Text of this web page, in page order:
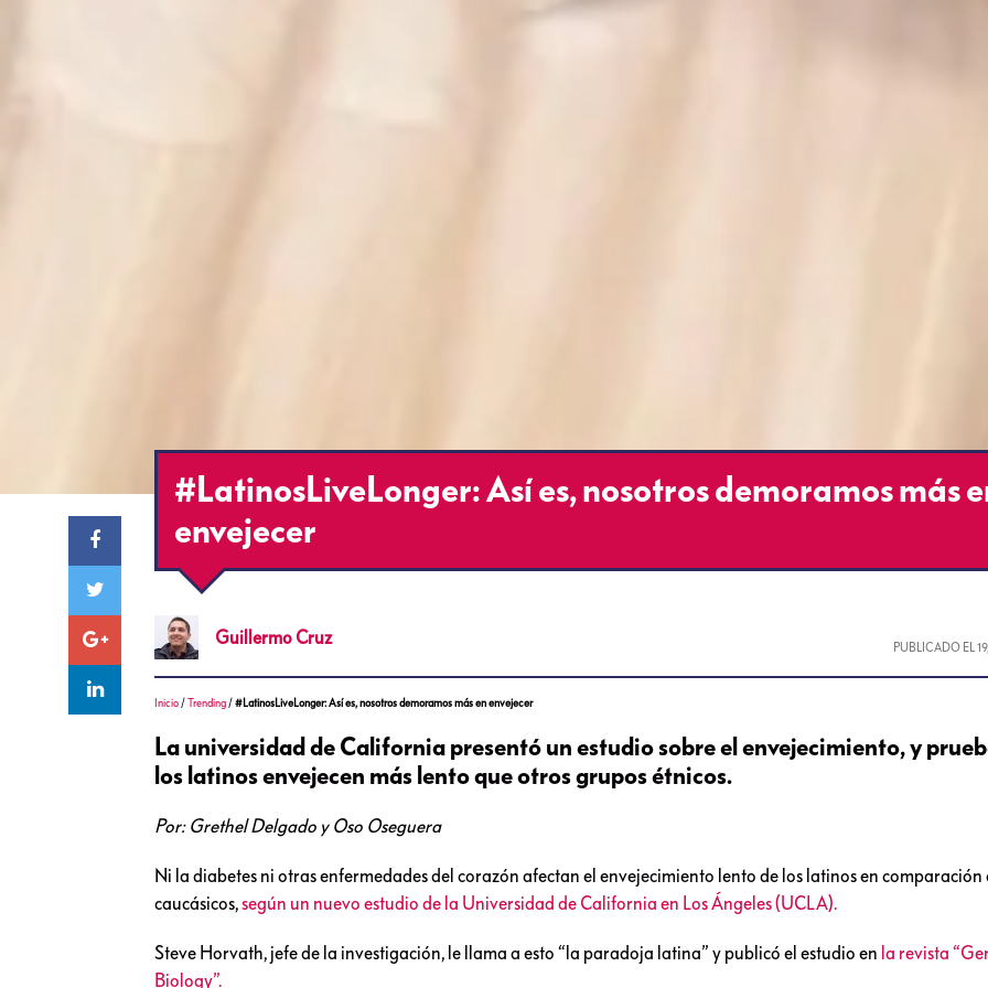
#LatinosLiveLonger: Así es, nosotros demoramos más
envejecer
Guillermo Cruz PUBLICADO EL
Inicio /Trending /#LatinosLiveLonger: Así es, nosotros demoramos más en envejecer
La universidad de California presentó un estudio sobre el envejecimiento, y
los latinos envejecen más lento que otros grupos étnicos.
Por: Grethel Delgado y Oso Oseguera
Ni la diabetes ni otras enfermedades del corazón afectan el envejecimiento lento de los latinos en comparación
caucásicos,según un nuevo estudio de la Universidad de California en Los Ángeles (UCLA).
Steve Horvath, jefe de la investigación, le llama a esto “la paradoja latina” y publicó el estudio en la revista
Biology”.